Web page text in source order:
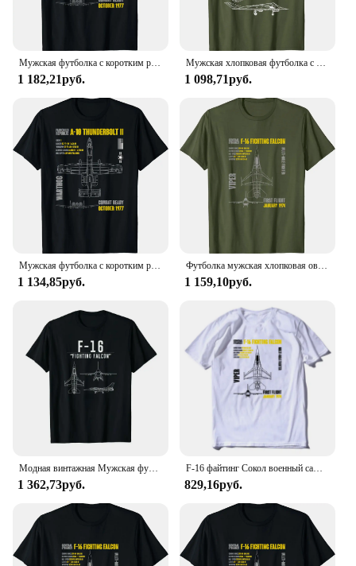
1 182,21руб. 1 098,71руб.
1 134,85руб.
Футболка мужская хлопковая оверсайз с коротким рукавом и круглым вырезом
1 159,10руб.
1 362,73руб.
F-16 файтинг Сокол военный самолет мужской короткий рукав повседневный хлопок O-образный вырез
829,16руб.